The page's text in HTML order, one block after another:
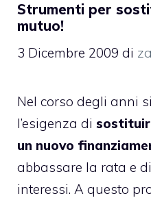
Strumenti per
mutuo!
3 Dicembre 2009 di
Nel corso degli anni
l’esigenza di
un nuovo
abbassare la rata e
interessi. A questo